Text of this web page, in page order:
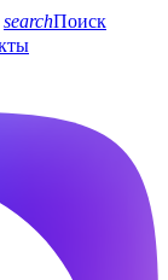
searchПоиск